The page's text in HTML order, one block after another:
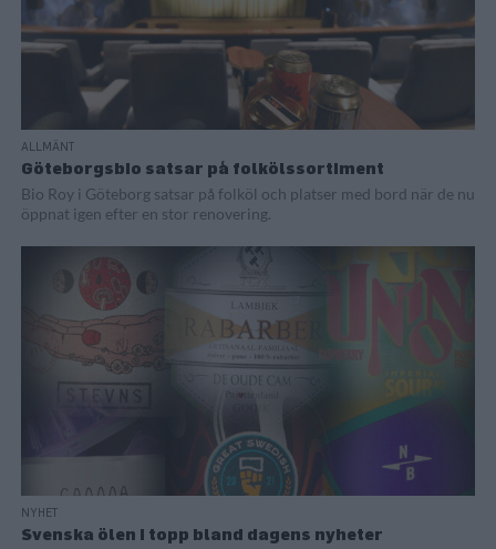
ALLMÄNT
Göteborgsbio satsar på folkölssortiment
Bio Roy i Göteborg satsar på folköl och platser med bord när de nu
öppnat igen efter en stor renovering.
NYHET
Svenska ölen i topp bland dagens nyheter